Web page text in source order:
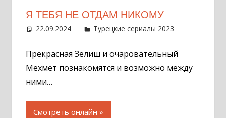
Я ТЕБЯ НЕ ОТДАМ НИКОМУ
22.09.2024 Администратор
Турецкие сериалы 2023
Прекрасная Зелиш и очаровательный
Мехмет познакомятся и возможно между
ними…
Смотреть онлайн